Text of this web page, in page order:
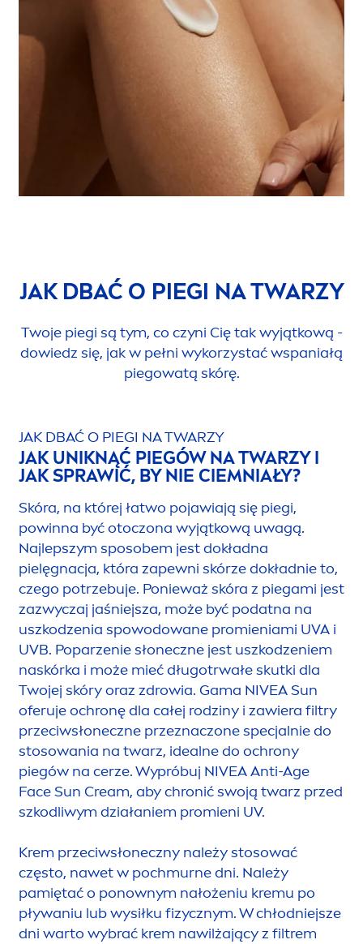
JAK DBAĆ O PIEGI NA TWARZY
Twoje piegi są tym, co czyni Cię tak wyjątkową -
dowiedz się, jak w pełni wykorzystać wspaniałą
piegowatą skórę.
JAK DBAĆ O PIEGI NA TWARZY
JAK UNIKNĄĆ PIEGÓW NA TWARZY I
JAK SPRAWIĆ, BY NIE CIEMNIAŁY?
Skóra, na której łatwo pojawiają się piegi,
powinna być otoczona wyjątkową uwagą.
Najlepszym sposobem jest dokładna
pielęgnacja, która zapewni skórze dokładnie to,
czego potrzebuje. Ponieważ skóra z piegami jest
zazwyczaj jaśniejsza, może być podatna na
uszkodzenia spowodowane promieniami UVA i
UVB. Poparzenie słoneczne jest uszkodzeniem
naskórka i może mieć długotrwałe skutki dla
Twojej skóry oraz zdrowia. Gama NIVEASun
oferuje ochronę dla całej rodziny i zawiera filtry
przeciwsłoneczne przeznaczone specjalnie do
stosowania na twarz, idealne do ochrony
piegów na cerze. Wypróbuj NIVEAAnti-Age
FaceSun Cream, aby chronić swoją twarz przed
szkodliwym działaniem promieni UV.
Krem przeciwsłoneczny należy stosować
często, nawet w pochmurne dni. Należy
pamiętać o ponownym nałożeniu kremu po
pływaniu lub wysiłku fizycznym. W chłodniejsze
dni warto wybrać krem nawilżający z filtrem